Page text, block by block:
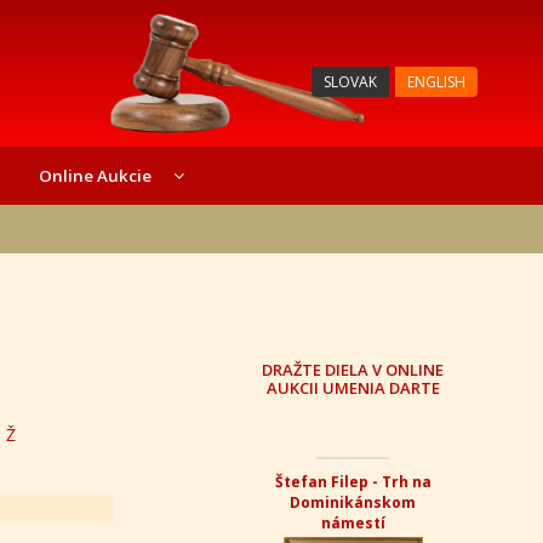
SLOVAK ENGLISH
Online Aukcie
Ž
DRAŽTE DIELA V ONLINE
AUKCII UMENIA DARTE
Štefan Filep - Trh na
Dominikánskom
námestí